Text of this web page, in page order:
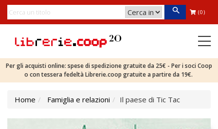
(0)
Per gli acquisti online: spese di spedizione gratuite da 25€ - Per i soci Coop
o con tessera fedeltà Librerie.coop gratuite a partire da 19€.
Home Famiglia e relazioni Il paese di Tic Tac